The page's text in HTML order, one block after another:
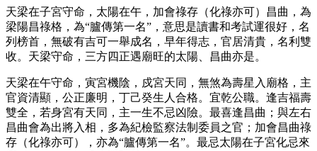
天梁在子宮守命，太陽在午，加會祿存（化祿亦可）昌曲，為
梁陽昌祿格，為“臚傳第一名”，意思是讀書和考試運很好，名
列榜首，無破有吉可一舉成名，早年得志，官居清貴，名利雙
收。天梁守命，三方四正遇廟旺的太陽、昌曲亦是。
天梁在午守命，寅宮機陰，戍宮天同，無煞為壽星入廟格，主
官資清顯，公正廉明，丁己癸生人合格。宜乾公職。逢吉福壽
雙全，若身宮有天同，主一生不忌凶險。最喜逢昌曲；與左右
昌曲會為出將入相，多為紀檢監察法制委員之官；加會昌曲祿
存（化祿亦可），亦為“臚傳第一名”。最忌太陽在子宮化忌來